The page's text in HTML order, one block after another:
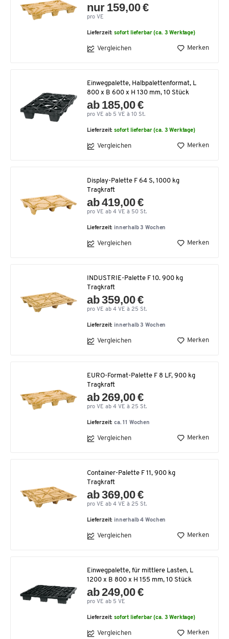
nur 159,00 €
pro VE
Lieferzeit:sofort lieferbar (ca. 3 Werktage)
Vergleichen Merken
Einwegpalette, Halbpalettenformat, L
800 x B 600 x H 130 mm, 10 Stück
ab 185,00 €
pro VE ab 5 VE à 10 St.
Lieferzeit:sofort lieferbar (ca. 3 Werktage)
Vergleichen Merken
Display-Palette F 64 S, 1000 kg
Tragkraft
ab 419,00 €
pro VE ab 4 VE à 50 St.
Lieferzeit: innerhalb 3 Wochen
Vergleichen Merken
INDUSTRIE-Palette F 10. 900 kg
Tragkraft
ab 359,00 €
pro VE ab 4 VE à 25 St.
Lieferzeit: innerhalb 3 Wochen
Vergleichen Merken
EURO-Format-Palette F 8 LF, 900 kg
Tragkraft
ab 269,00 €
pro VE ab 4 VE à 25 St.
Lieferzeit:ca. 11 Wochen
Vergleichen Merken
Container-Palette F 11, 900 kg
Tragkraft
ab 369,00 €
pro VE ab 4 VE à 25 St.
Lieferzeit: innerhalb 4 Wochen
Vergleichen Merken
Einwegpalette, für mittlere Lasten, L
1200 x B 800 x H 155 mm, 10 Stück
ab 249,00 €
pro VE ab 5 VE
Lieferzeit:sofort lieferbar (ca. 3 Werktage)
Vergleichen Merken